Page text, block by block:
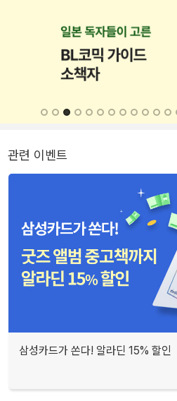
관련 이벤트
삼성카드가 쏜다! 알라딘 15% 할인